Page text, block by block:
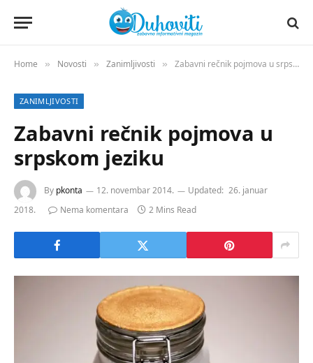
Home » Novosti » Zanimljivosti » Zabavni rečnik pojmova u srpskom jeziku
ZANIMLJIVOSTI
Zabavni rečnik pojmova u
srpskom jeziku
By pkonta 12. novembar 2014. Updated: 26. januar
2018.
Nema komentara 2 Mins Read